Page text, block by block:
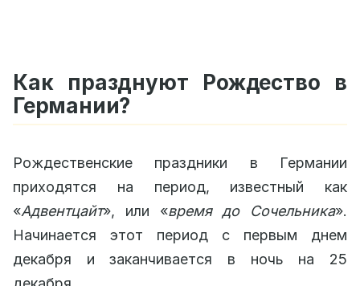
Как празднуют Рождество в
Германии?
Рождественские праздники в Германии
приходятся на период, известный как
«Адвентцайт», или «время до Сочельника».
Начинается этот период с первым днем
декабря и заканчивается в ночь на 25